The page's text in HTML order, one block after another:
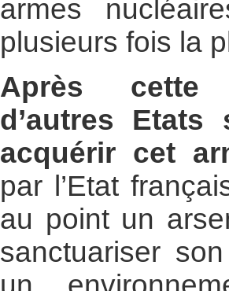
armes
plusieurs fois la
Après cette
d’autres
acquérir cet
par l’Etat
au point un
sanctuariser